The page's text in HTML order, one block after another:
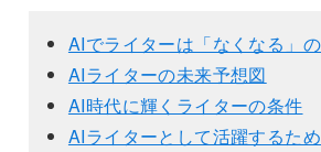
AIでライターは「なくなる」
AIライターの未来予想図
AI時代に輝くライターの条件
AIライターとして活躍するた